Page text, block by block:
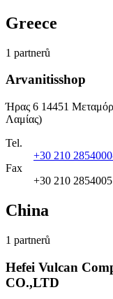
Greece
1 partnerů
Arvanitisshop
Ήρας 6 14451
Λαμίας)
Tel.
+30 210
Fax
+30 210 2854005
China
1 partnerů
Hefei Vulcan
CO.,LTD